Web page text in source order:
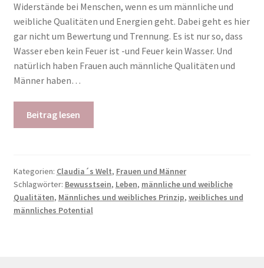
Widerstände bei Menschen, wenn es um männliche und
weibliche Qualitäten und Energien geht. Dabei geht es hier
gar nicht um Bewertung und Trennung. Es ist nur so, dass
Wasser eben kein Feuer ist -und Feuer kein Wasser. Und
natürlich haben Frauen auch männliche Qualitäten und
Männer haben…
Beitrag lesen
Kategorien: Claudia´s Welt, Frauen und Männer
Schlagwörter: Bewusstsein, Leben, männliche und weibliche
Qualitäten, Männliches und weibliches Prinzip, weibliches und
männliches Potential